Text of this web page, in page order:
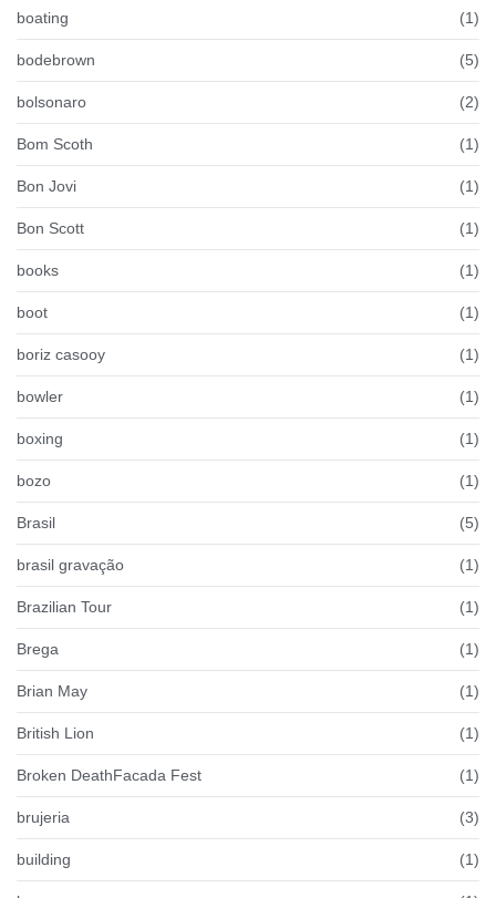
boating (1)
bodebrown (5)
bolsonaro (2)
Bom Scoth (1)
Bon Jovi (1)
Bon Scott (1)
books (1)
boot (1)
boriz casooy (1)
bowler (1)
boxing (1)
bozo (1)
Brasil (5)
brasil gravação (1)
Brazilian Tour (1)
Brega (1)
Brian May (1)
British Lion (1)
Broken DeathFacada Fest (1)
brujeria (3)
building (1)